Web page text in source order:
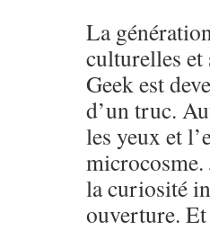
La
culturelles et
Geek est
d’un truc.
les yeux et
microcosme.
la curiosité
ouverture.